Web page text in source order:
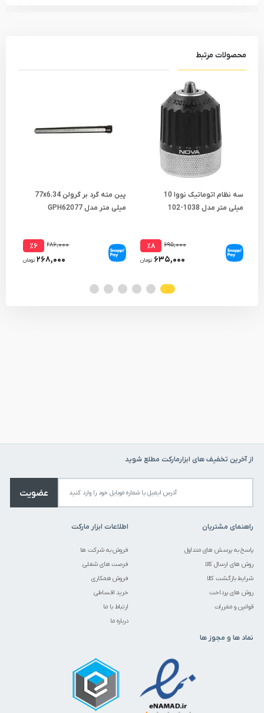
محصولات مرتبط
سه نظام اتوماتیک نووا 10
میلی متر مدل 1038-102
۶۹۵,۰۰۰ ٪۸
۶۳۵,۰۰۰ تومان
پین مته گرد بر گرولن 77x6.34
میلی متر مدل GPH62077
۲۸۶,۰۰۰ ٪۶
۲۶۸,۰۰۰ تومان
از آخرین تخفیف های ابزارمارکت مطلع شوید
عضویت
راهنمای مشتریان
پاسخ به پرسش های متداول
روش های ارسال کالا
شرایط بازگشت کالا
روش های پرداخت
قوانین و مقررات
اطلاعات ابزار مارکت
فروش به شرکت ها
فرصت های شغلی
فروش همکاری
خرید اقساطی
ارتباط با ما
درباره ما
نماد ها و مجوز ها